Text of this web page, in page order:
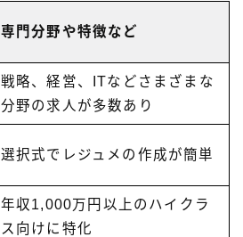
専門分野や特徴など
戦略、経営、ITなどさまざまな
分野の求人が多数あり
選択式でレジュメの作成が簡単
年収1,000万円以上のハイクラ
ス向けに特化